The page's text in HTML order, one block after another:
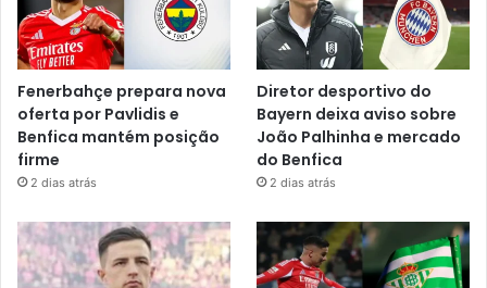
Fenerbahçe prepara nova
oferta por Pavlidis e
Benfica mantém posição
firme
2 dias atrás
Diretor desportivo do
Bayern deixa aviso sobre
João Palhinha e mercado
do Benfica
2 dias atrás